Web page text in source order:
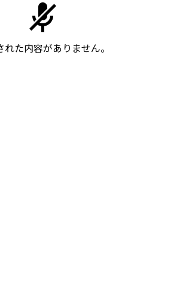
れた内容がありません。